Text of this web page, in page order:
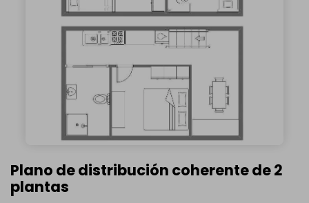
Plano de distribución coherente de 2
plantas